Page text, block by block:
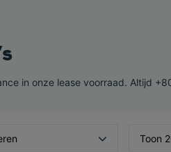
in onze lease voorraad. Altijd
Toon